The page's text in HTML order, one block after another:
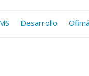
Desarrollo